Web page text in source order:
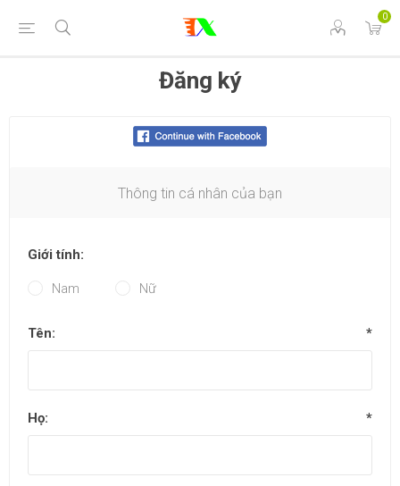
0
Đăng ký
Thông tin cá nhân của bạn
Giới tính:
Nam Nữ
Tên: *
Họ: *